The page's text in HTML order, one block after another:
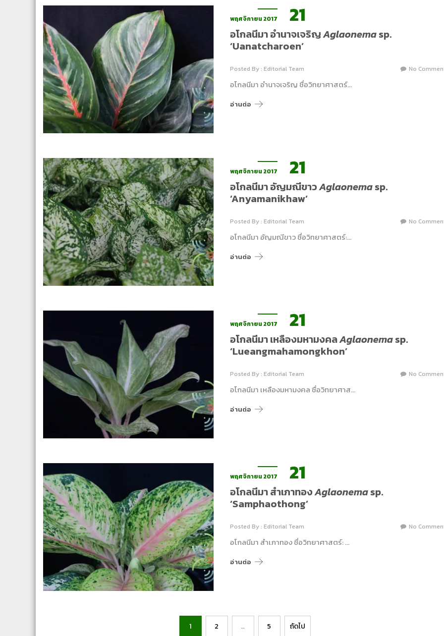
พฤศจิกายน 2017 21
อโกลนีมา อำนาจเจริญAglaonemasp.
‘Uanatcharoen’
Posted By : Editorial Team No
อโกลนีมา อำนาจเจริญ ชื่อวิทยาศาสตร์…
อ่านต่อ
พฤศจิกายน 2017 21
อโกลนีมา อัญมณีขาวAglaonemasp.
‘Anyamanikhaw’
Posted By : Editorial Team No
อโกลนีมา อัญมณีขาว ชื่อวิทยาศาสตร์:…
อ่านต่อ
พฤศจิกายน 2017 21
อโกลนีมา เหลืองมหามงคลAglaonemasp.
‘Lueangmahamongkhon’
Posted By : Editorial Team No
อโกลนีมา เหลืองมหามงคล ชื่อวิทยาศาส…
อ่านต่อ
พฤศจิกายน 2017 21
อโกลนีมา สำเภาทองAglaonemasp.
‘Samphaothong’
Posted By : Editorial Team No
อโกลนีมา สำเภาทอง ชื่อวิทยาศาสตร์: …
อ่านต่อ
1 2 … 5 ถัดไป